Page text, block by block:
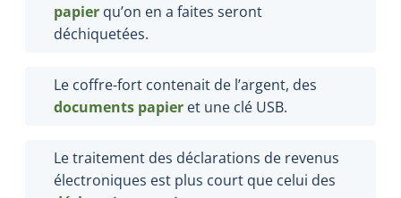
papier qu’on en a faites seront
déchiquetées.
Le coffre-fort contenait de l’argent, des
documents papier et une clé USB.
Le traitement des déclarations de revenus
électroniques est plus court que celui des